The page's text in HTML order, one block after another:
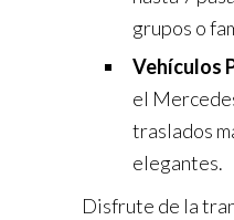
grupos o
Vehículos
el
traslados
elegantes.
Disfrute de la